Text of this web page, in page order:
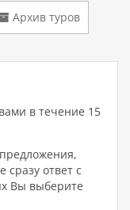
в течение 15
ответ с
Вы выберите
Архив туров